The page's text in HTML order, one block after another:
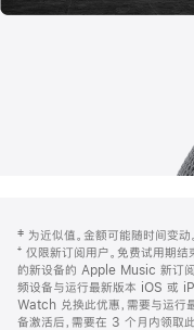
页
页
脚
注
‡ 为近似值。金额可能随时间变动。
⁺ 仅限新订阅用户。免费试用期
的新设备的 Apple Music 新订阅
频设备与运行最新版本 iOS 或
Watch 兑换此优惠，需要与运行
备激活后，需要在 3 个月内领取